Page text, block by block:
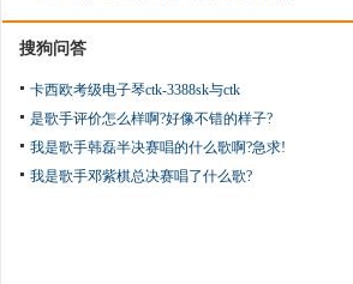
搜狗问答
卡西欧考级电子琴ctk-3388sk与ctk
是歌手评价怎么样啊?好像不错的样子?
我是歌手韩磊半决赛唱的什么歌啊?急求!
我是歌手邓紫棋总决赛唱了什么歌?